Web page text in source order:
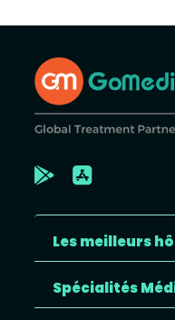
Les meilleurs
Spécialités